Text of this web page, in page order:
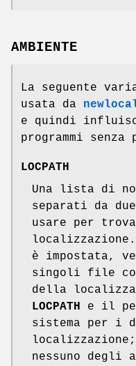
AMBIENTE
La seguente
usata da
e quindi
programmi
LOCPATH
Una lista di
separati da
usare per
è impostata,
singoli file
della
LOCPATH
e il
sistema per i
nessuno degli